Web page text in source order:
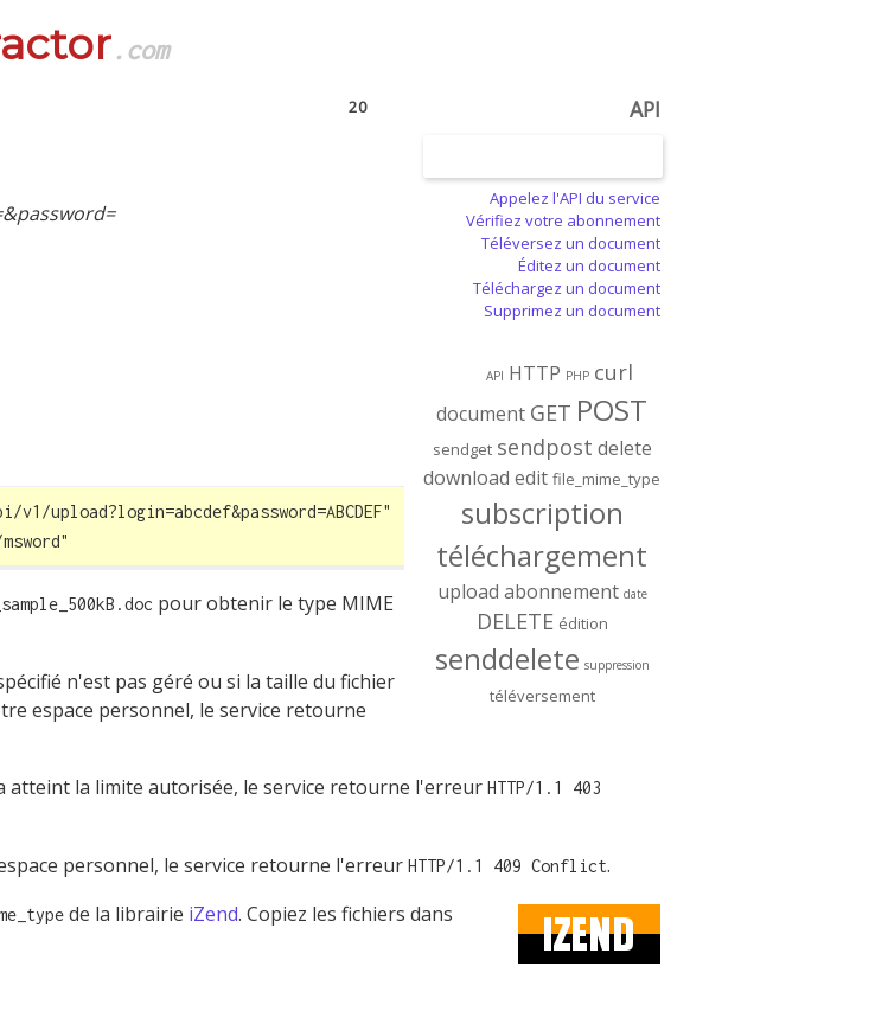
.com
API
Appelez l'API du service
Vérifiez votre abonnement
Téléversez un document
Éditez un document
Téléchargez un document
Supprimez un document
API HTTP PHP curl
document GET POST
sendget sendpost delete
download edit file_mime_type
subscription
téléchargement
upload abonnement date
DELETE édition
senddelete suppression
téléversement
20
upload?login=abcdef&password=ABCDEF"
pour obtenir le type MIME
n'est pas géré ou si la taille du fichier
espace personnel, le service retourne
atteint la limite autorisée, le service retourne l'erreur HTTP/1.1 403
personnel, le service retourne l'erreur HTTP/1.1 409 Conflict.
de la librairie iZend. Copiez les fichiers dans